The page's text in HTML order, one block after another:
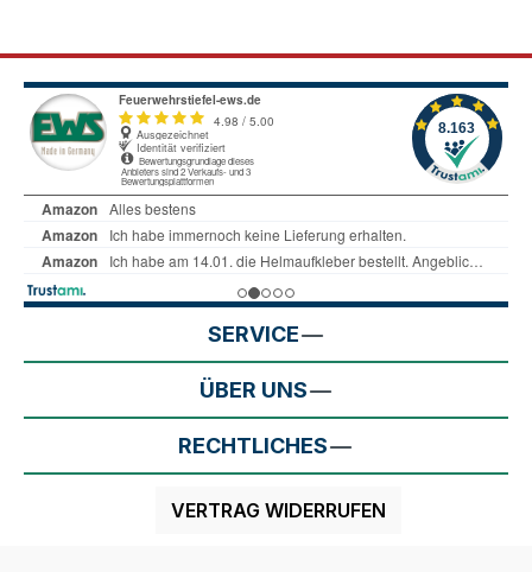
SERVICE
ÜBER UNS
RECHTLICHES
VERTRAG WIDERRUFEN